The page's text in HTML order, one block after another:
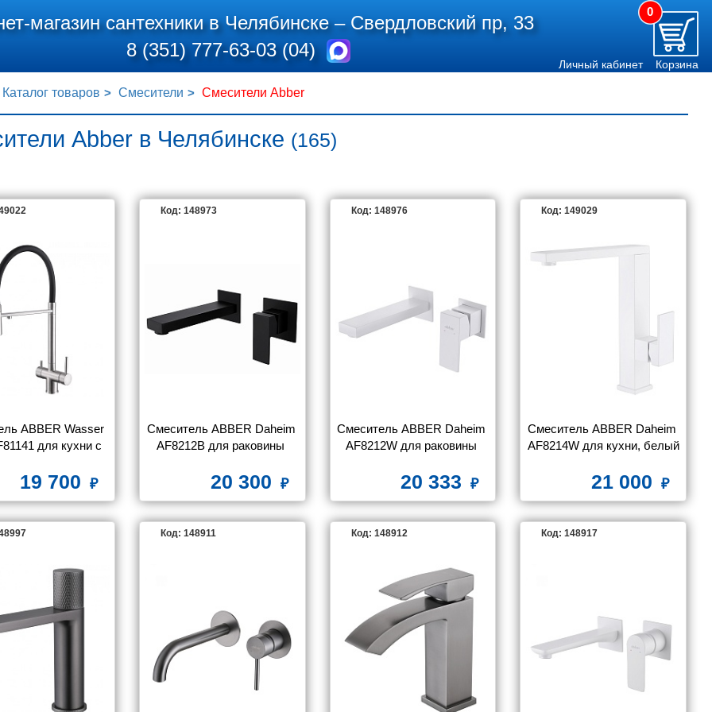
магазин сантехники в Челябинске –Свердловский пр, 33
8 (351) 777-63-03 (04)
0
Личный кабинет Корзина
Каталог товаров Смесители Смесители Abber
Abber в Челябинске (165)
ABBER Wasser
для кухни с
лейкой, хром
19 700
Код: 148973
Смеситель ABBER Daheim
AF8212B для раковины
матовый
20 300
Код: 148976
Смеситель ABBER Daheim
AF8212W для раковины
матовый
20 333
Код: 149029
Смеситель ABBER Daheim
AF8214W для кухни, белый
21 000
Код: 148911 Код: 148912 Код: 148917